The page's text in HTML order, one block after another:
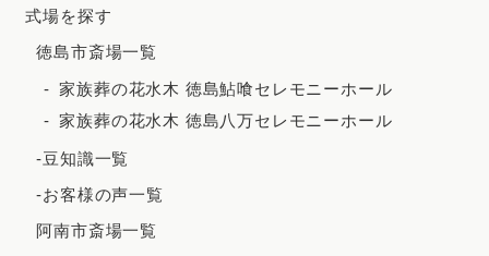
2023年10月
2023年9月
2023年8月
2023年7月
2023年6月
式場を探す
徳島市斎場一覧
家族葬の花水木 徳島鮎喰セレモニーホール
家族葬の花水木 徳島八万セレモニーホール
-豆知識一覧
-お客様の声一覧
阿南市斎場一覧